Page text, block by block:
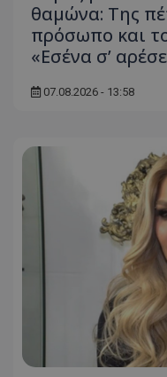
θαμώνα: Της
πρόσωπο και
«Εσένα σ’
07.08.2026 - 13:58